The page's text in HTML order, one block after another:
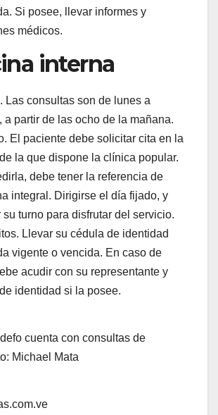
Si posee, llevar informes y
médicos.
interna
Las consultas son de lunes a
a partir de las ocho de la mañana.
El paciente debe solicitar cita en la
la que dispone la clínica popular.
debe tener la referencia de
integral. Dirigirse el día fijado, y
su turno para disfrutar del servicio.
Llevar su cédula de identidad
vigente o vencida. En caso de
acudir con su representante y
identidad si la posee.
cuenta con consultas de
Michael Mata